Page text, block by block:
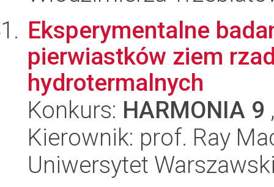
Eksperymentalne
pierwiastków ziem
hydrotermalnych
Konkurs: HARMONIA 9
Kierownik: prof. Ray
Uniwersytet